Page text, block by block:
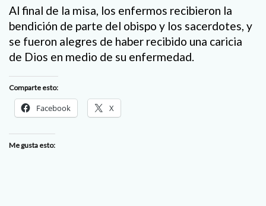
Al final de la misa, los enfermos recibieron la
bendición de parte del obispo y los sacerdotes, y
se fueron alegres de haber recibido una caricia
de Dios en medio de su enfermedad.
Comparte esto:
Facebook X
Me gusta esto: